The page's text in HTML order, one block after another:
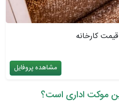
کارخانه
مشاهده پروفایل
موکت اداری است؟